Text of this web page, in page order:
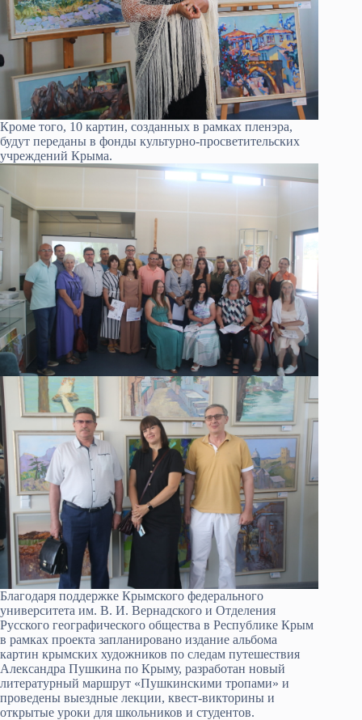
Кроме того, 10 картин, созданных в рамках пленэра,
будут переданы в фонды культурно-просветительских
учреждений Крыма.
Благодаря поддержке Крымского федерального
университета им. В. И. Вернадского и Отделения
Русского географического общества в Республике Крым
в рамках проекта запланировано издание альбома
картин крымских художников по следам путешествия
Александра Пушкина по Крыму, разработан новый
литературный маршрут «Пушкинскими тропами» и
проведены выездные лекции, квест-викторины и
открытые уроки для школьников и студентов.